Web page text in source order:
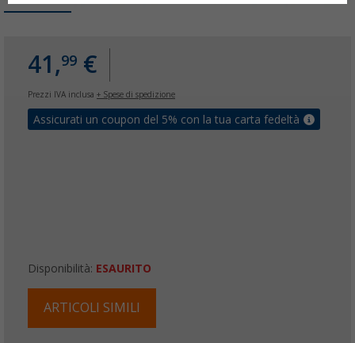
41,99 €
Prezzi IVA inclusa + Spese di spedizione
Assicurati un coupon del 5% con la tua carta fedeltà
Disponibilità: ESAURITO
ARTICOLI SIMILI